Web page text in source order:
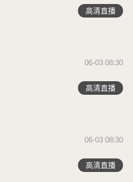
高清直播
06-03 08:30
高清直播
06-03 08:30
高清直播